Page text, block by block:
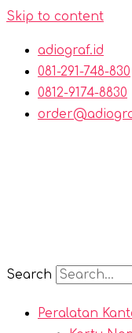
Skip to content
adiograf.id
081-291-748-830
0812-9174-8830
Search
Peralatan